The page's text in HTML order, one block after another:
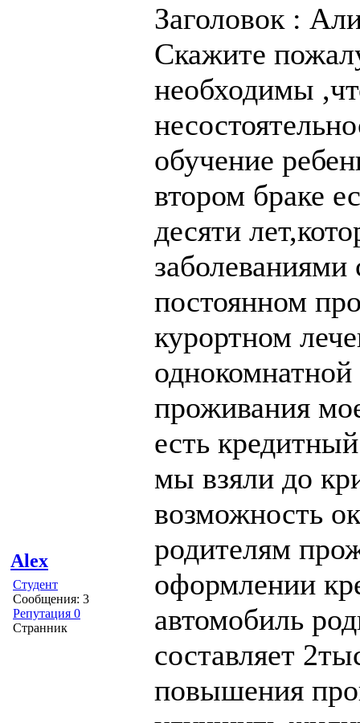
Alex
Студент
Сообщения: 3
Репутация 0
Странник
Заголовок :
Скажите
необходимы
обучение
втором браке
десяти
заболеваниями
постоянном
курортном
проживания
есть
мы взяли до
возможность
родителям
оформлении
автомобиль
составляет
повышения